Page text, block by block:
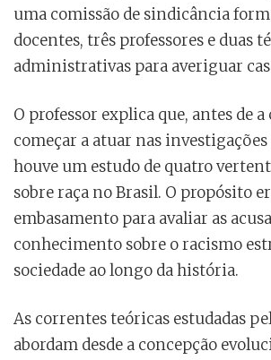
uma comissão de sindicância
docentes, três professores e duas
administrativas para averiguar
O professor explica que, antes de a
começar a atuar nas investigações
houve um estudo de quatro
sobre raça no Brasil. O propósito
embasamento para avaliar as
conhecimento sobre o racismo
sociedade ao longo da história.
As correntes teóricas estudadas
abordam desde a concepção